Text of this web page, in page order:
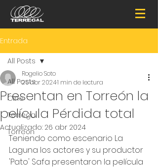
Entrada
All Posts
Cine
Terregal
Torreón
All Posts
Presentan en Torreón la
película Pérdida total
Rogelio Soto
25 abr 20241 min de lectura
Actualizado: 26 abr 2024
Teniendo como escenario La
Laguna los actores y su productor
'Pato' Safa presentaron la película